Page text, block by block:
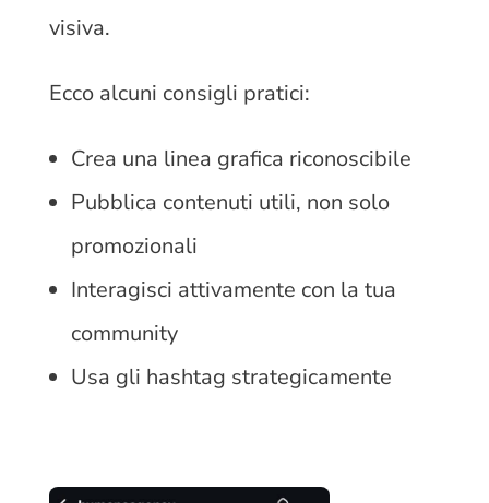
visiva.
Ecco alcuni consigli pratici:
Crea una linea grafica riconoscibile
Pubblica contenuti utili, non solo
promozionali
Interagisci attivamente con la tua
community
Usa gli hashtag strategicamente